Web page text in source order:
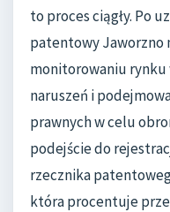
to proces ciągły. Po
patentowy Jaworzno
monitorowaniu
naruszeń i
prawnych w celu
podejście do
rzecznika
która procentuje